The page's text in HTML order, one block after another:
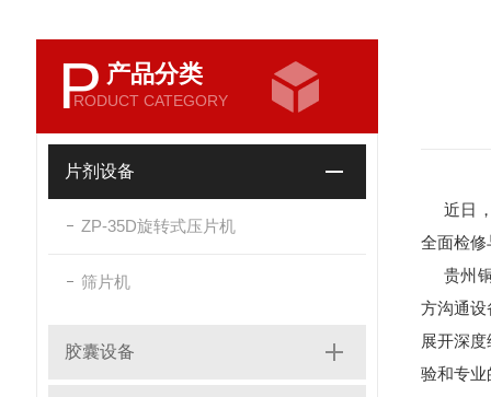
P 产品分类
RODUCT CATEGORY
片剂设备
ZP-35D旋转式压片机
筛片机
胶囊设备
近日，
全面检修
贵州铜
方沟通设
展开深
验和专业